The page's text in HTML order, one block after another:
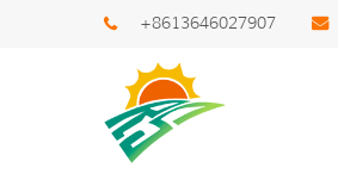
+8613646027907
Buscar